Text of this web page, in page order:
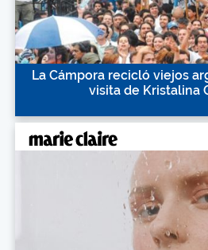
La Cámpora recicló viejos
visita de Kristalina